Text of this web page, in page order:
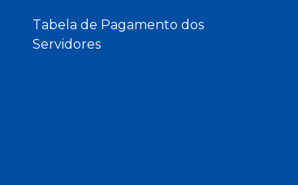
Tabela de Pagamento dos
Servidores